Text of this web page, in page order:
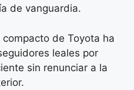
de vanguardia.
de Toyota ha
leales por
sin renunciar a la